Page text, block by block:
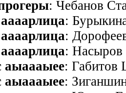
: Чебанов
:
:
: Насыров
: Габитов
: